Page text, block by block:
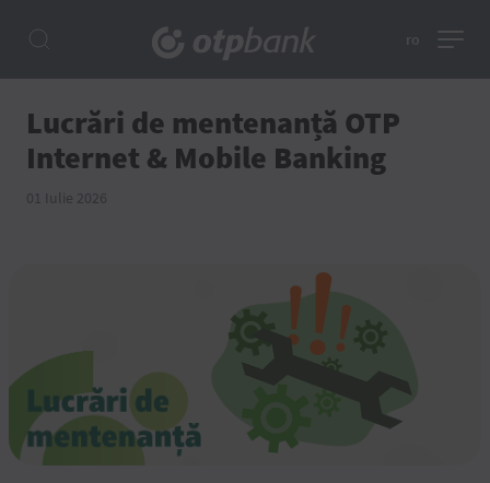
ro
Lucrări de mentenanță OTP
Internet & Mobile Banking
01 Iulie 2026